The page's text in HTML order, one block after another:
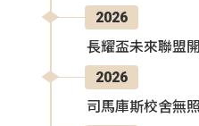
2026
長耀盃未來聯盟
2026
司馬庫斯校舍無